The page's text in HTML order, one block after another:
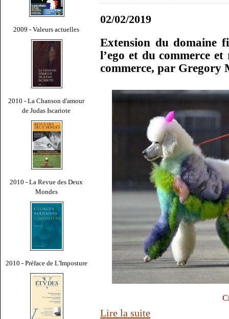
2009 - Valeurs actuelles
2010 - La Chanson d'amour
de Judas Iscariote
2010 - La Revue des Deux
Mondes
2010 - Préface de L'Imposture
02/02/2019
Extension du domaine
l’ego et du commerce
commerce, par Gregory
Lire la suite